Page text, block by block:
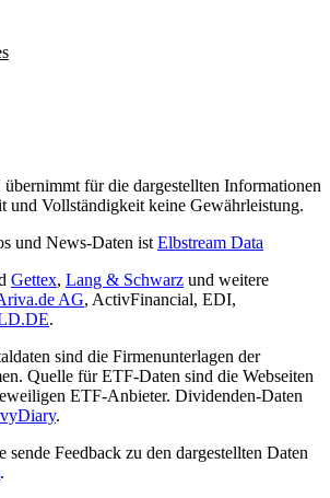
für die dargestellten Informationen
und Vollständigkeit keine Gewährleistung.
und News-Daten ist Elbstream Data
Gettex, Lang & Schwarz und weitere
AG, ActivFinancial, EDI,
.
sind die Firmenunterlagen der
Quelle für ETF-Daten sind die Webseiten
ETF-Anbieter. Dividenden-Daten
.
sende Feedback zu den dargestellten Daten
.